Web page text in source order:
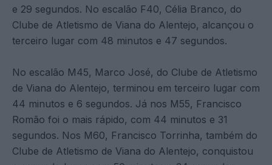
e 29 segundos. No escalão F40, Célia Branco, do
Clube de Atletismo de Viana do Alentejo, alcançou o
terceiro lugar com 48 minutos e 47 segundos.
No escalão M45, Marco José, do Clube de Atletismo
de Viana do Alentejo, terminou em terceiro lugar com
44 minutos e 6 segundos. Já nos M55, Francisco
Romão foi o mais rápido, com 44 minutos e 31
segundos. Nos M60, Francisco Torrinha, também do
Clube de Atletismo de Viana do Alentejo, conquistou